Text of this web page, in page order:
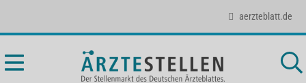
aerzteblatt.de